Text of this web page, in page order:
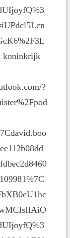
koninkrijk
?